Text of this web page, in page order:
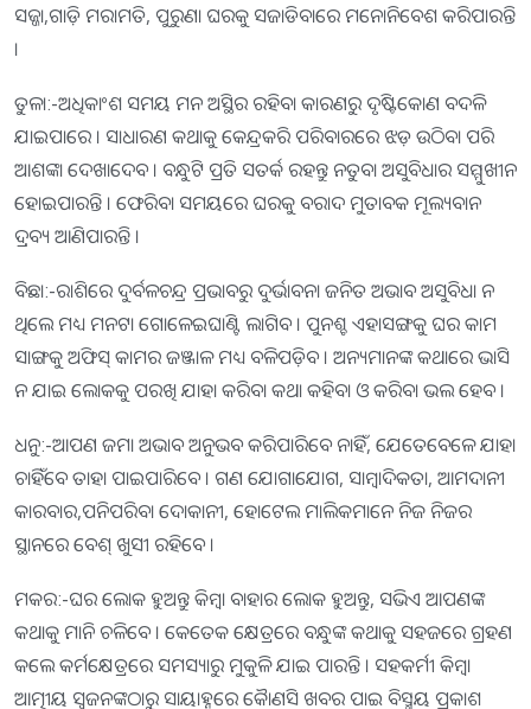
ସଜ୍ଜା,ଗାଡ଼ି ମରାମତି, ପୁରୁଣା ଘରକୁ ସଜାଡିବାରେ ମନୋନିବେଶ କରିପାରନ୍ତି
।
ତୁଳା:-ଅଧିକାଂଶ ସମୟ ମନ ଅସ୍ଥିର ରହିବା କାରଣରୁ ଦୃଷ୍ଟିକୋଣ ବଦଳି
ଯାଇପାରେ । ସାଧାରଣ କଥାକୁ କେନ୍ଦ୍ରକରି ପରିବାରରେ ଝଡ଼ ଉଠିବା ପରି
ଆଶଙ୍କା ଦେଖାଦେବ । ବନ୍ଧୁଟି ପ୍ରତି ସତର୍କ ରହନ୍ତୁ ନତୁବା ଅସୁବିଧାର ସମ୍ମୁଖୀନ
ହୋଇପାରନ୍ତି । ଫେରିବା ସମୟରେ ଘରକୁ ବରାଦ ମୁତାବକ ମୂଲ୍ୟବାନ
ଦ୍ରବ୍ୟ ଆଣିପାରନ୍ତି ।
ବିଛା:-ରାଶିରେ ଦୁର୍ବଳଚନ୍ଦ୍ର ପ୍ରଭାବରୁ ଦୁର୍ଭାବନା ଜନିତ ଅଭାବ ଅସୁବିଧା ନ
ଥିଲେ ମଧ୍ୟ ମନଟା ଗୋଳେଇଘାଣ୍ଟି ଲାଗିବ । ପୁନଶ୍ଚ ଏହାସଙ୍ଗକୁ ଘର କାମ
ସାଙ୍ଗକୁ ଅଫିସ୍‌ କାମର ଜଞ୍ଜାଳ ମଧ୍ୟ ବଳିପଡ଼ିବ । ଅନ୍ୟମାନଙ୍କ କଥାରେ ଭାସି
ନ ଯାଇ ଲୋକକୁ ପରଖି ଯାହା କରିବା କଥା କହିବା ଓ କରିବା ଭଲ ହେବ ।
ଧନୁ:-ଆପଣ ଜମା ଅଭାବ ଅନୁଭବ କରିପାରିବେ ନାହିଁ, ଯେତେବେଳେ ଯାହା
ଚାହିଁବେ ତାହା ପାଇପାରିବେ । ଗଣ ଯୋଗାଯୋଗ, ସାମ୍ବାଦିକତା, ଆମଦାନୀ
କାରବାର,ପନିପରିବା ଦୋକାନୀ, ହୋଟେଲ ମାଲିକମାନେ ନିଜ ନିଜର
ସ୍ଥାନରେ ବେଶ୍‌ ଖୁସୀ ରହିବେ ।
ମକର:-ଘର ଲୋକ ହୁଅନ୍ତୁ କିମ୍ବା ବାହାର ଲୋକ ହୁଅନ୍ତୁ, ସଭିଏ ଆପଣଙ୍କ
କଥାକୁ ମାନି ଚଳିବେ । କେତେକ କ୍ଷେତ୍ରରେ ବନ୍ଧୁଙ୍କ କଥାକୁ ସହଜରେ ଗ୍ରହଣ
କଲେ କର୍ମକ୍ଷେତ୍ରରେ ସମସ୍ୟାରୁ ମୁକୁଳି ଯାଇ ପାରନ୍ତି । ସହକର୍ମୀ କିମ୍ବା
ଆତ୍ମୀୟ ସ୍ବଜନଙ୍କଠାରୁ ସାୟାହ୍ନରେ କାୈଣସି ଖବର ପାଇ ବିସ୍ମୟ ପ୍ରକାଶ